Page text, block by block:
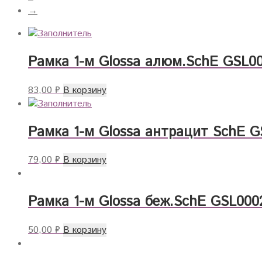
→
Рамка 1-м Glossa алюм.SchE
83,00₽ В корзину
Рамка 1-м Glossa антрацит SchE
79,00₽ В корзину
Рамка 1-м Glossa беж.SchE
50,00₽ В корзину